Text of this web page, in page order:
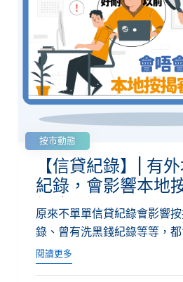
按市動態
【信貸紀錄】| 有
紀錄，會影響本地
經濟一週
原來不單單信貸紀錄會影響
錄、曾有洗黑錢紀錄等等，
阻礙。...
閱讀更多